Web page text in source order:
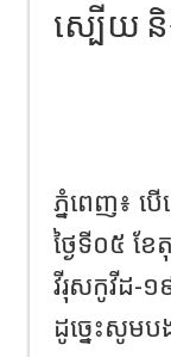
ស្បើយ​​​​​​​​​​​​​​​​​​​​​​​​​​​​​​​​​​​​​​​​​​​​​ និ
ភ្នំពេញ៖
ថ្ងៃទី០៥ ខ
វីរុសកូវីដ-១៩
ដូច្នេះ​សូម​ប